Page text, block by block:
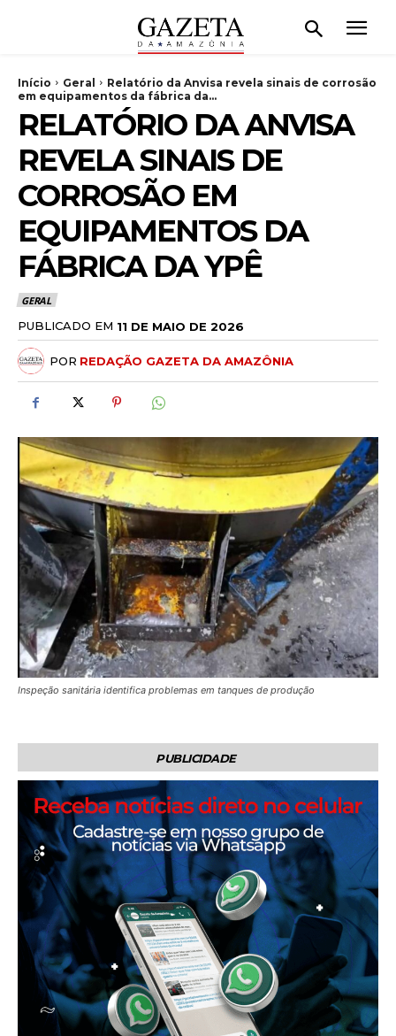
Início Geral
Relatório da Anvisa revela sinais de corrosão
em equipamentos da fábrica da...
RELATÓRIO DA ANVISA
REVELA SINAIS DE
CORROSÃO EM
EQUIPAMENTOS DA
FÁBRICA DA YPÊ
GERAL
PUBLICADO EM 11 DE MAIO DE 2026
POR REDAÇÃO GAZETA DA AMAZÔNIA
Inspeção sanitária identifica problemas em tanques de produção
PUBLICIDADE